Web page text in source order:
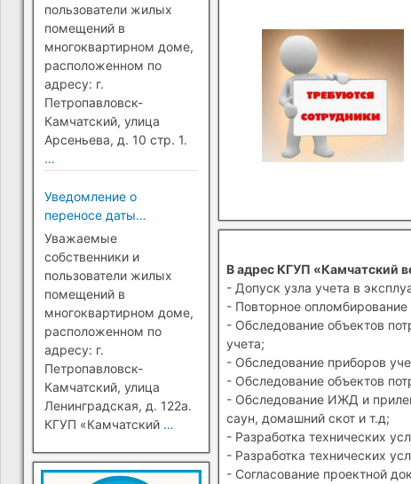
В адрес КГУП «Камчатский
- Допуск узла учета в
- Повторное опломбирование
- Обследование объектов
учета;
- Обследование приборов
- Обследование объектов
- Обследование ИЖД и
саун, домашний скот и т.д;
- Разработка технических
- Разработка технических
- Согласование проектной
Петропавловск-
Камчатский)
пользователи жилых
помещений в
многоквартирном доме,
расположенном по
адресу: г.
Петропавловск-
Камчатский, улица
Арсеньева, д. 10 стр. 1.
…
Уведомление о
переносе даты
перехода на прямые
платежи (г.
Петропавловск-
Камчатский)
Уважаемые
собственники и
пользователи жилых
помещений в
многоквартирном доме,
расположенном по
адресу: г.
Петропавловск-
Камчатский, улица
Ленинградская, д. 122а.
КГУП «Камчатский …